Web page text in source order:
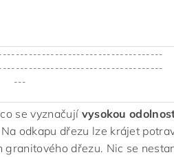
---
se vyznačují vysokou
odkapu dřezu lze krájet
granitového dřezu. Nic se